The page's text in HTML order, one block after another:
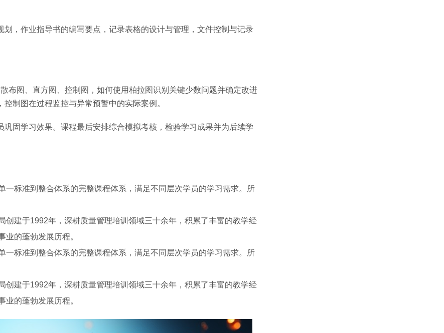
，作业指导书的编写要点，记录表格的设计与管理，文件控制与记录
图、直方图、控制图，如何使用柏拉图识别关键少数问题并确定改进
制图在过程监控与异常预警中的实际案例。
固学习效果。课程最后安排综合模拟考核，检验学习成果并为后续学
一标准到整合体系的完整课程体系，满足不同层次学员的学习需求。所
创建于1992年，深耕质量管理培训领域三十余年，积累了丰富的教学经
的蓬勃发展历程。
一标准到整合体系的完整课程体系，满足不同层次学员的学习需求。所
创建于1992年，深耕质量管理培训领域三十余年，积累了丰富的教学经
的蓬勃发展历程。